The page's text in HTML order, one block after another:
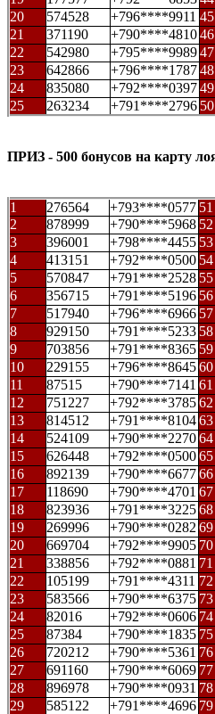
20
574528 +796****9911 45
21
371190 +790****481046
22
542980 +795****998947
23
642866 +796****178748
24
835080 +792****039749
25
263234 +791****2796 50
ПРИЗ - 500 бонусов на карту
1 276564 +793****0577 51
2
878999 +790****5968 52
3
396001 +798****4455 53
4
413151 +792****0500 54
5
570847 +791****2528 55
6
356715 +791****5196 56
7
517940 +796****6966 57
8
929150 +791****5233 58
9
703856 +791****8365 59
10
229155 +796****864560
11
87515 +790****7141 61
12
751227 +792****378562
13
814512 +791****810463
14
524109 +790****227064
15
626448 +792****050065
16
892139 +790****667766
17
118690 +790****4701 67
18
823936 +791****322568
19
269996 +790****0282 69
20
669704 +792****9905 70
21
338856 +792****0881 71
22
105199 +791****4311 72
23
583566 +790****6375 73
24
82016 +792****0606 74
25
87384 +790****1835 75
26
720212 +790****5361 76
27
691160 +790****6069 77
28
896978 +790****0931 78
29
585122 +791****4696 79